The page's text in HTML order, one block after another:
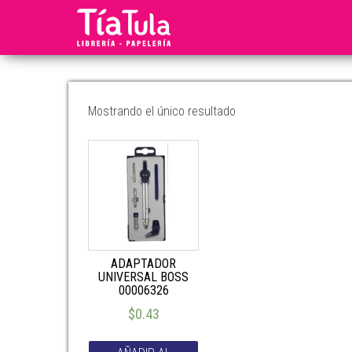
Mostrando el único resultado
ADAPTADOR
UNIVERSAL BOSS
00006326
$0.43